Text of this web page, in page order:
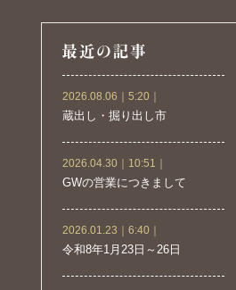
2026.08.06｜5:20｜
蔵出し・掘り出し市
2026.04.30｜10:51｜
GWの営業につきまして
2026.01.23｜6:40｜
令和8年1月23日～26日